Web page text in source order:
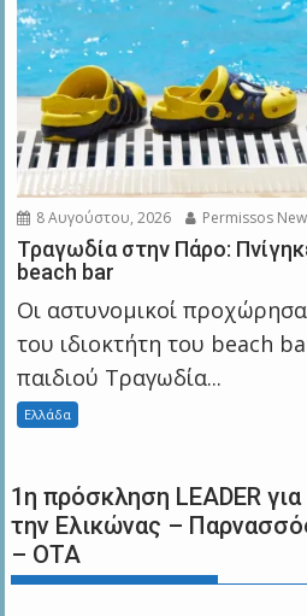
8 Αυγούστου, 2026 Permissos
Τραγωδία στην Πάρο:
beach bar
Οι αστυνομικοί
του ιδιοκτήτη του beach
παιδιού Τραγωδία...
Ελλάδα
1η πρόσκληση LEADER
την Ελικώνας –
– ΟΤΑ